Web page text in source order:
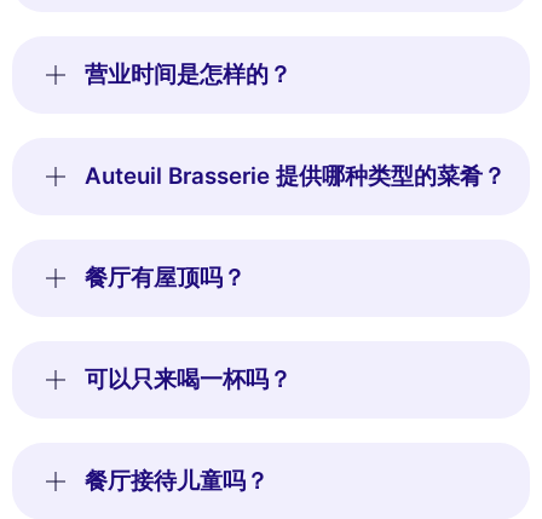
营业时间是怎样的？
Auteuil Brasserie 提供哪种类型的菜肴？
餐厅有屋顶吗？
可以只来喝一杯吗？
餐厅接待儿童吗？